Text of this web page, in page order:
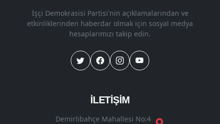
İşçi Demokrasisi Partisi'nin açıklamalarından ve
etkinliklerinden haberdar olmak için sosyal medya
hesaplarımızı takip edin.
İLETİŞİM
Demirlibahçe Mahallesi No:4